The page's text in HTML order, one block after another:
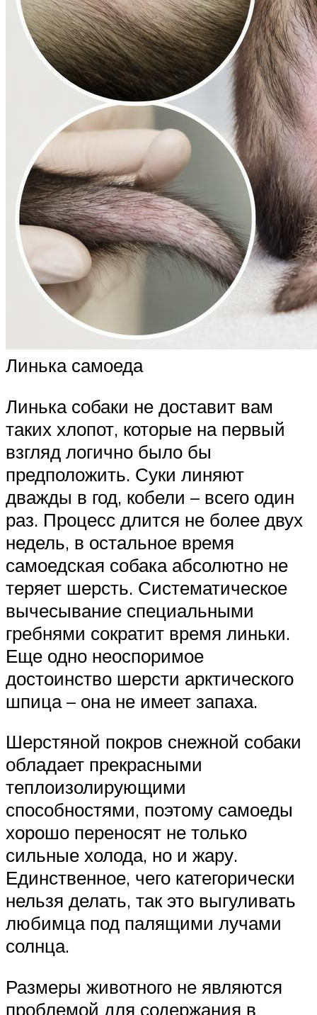
Линька самоеда
Линька собаки не доставит вам
таких хлопот, которые на первый
взгляд логично было бы
предположить. Суки линяют
дважды в год, кобели – всего один
раз. Процесс длится не более двух
недель, в остальное время
самоедская собака абсолютно не
теряет шерсть. Систематическое
вычесывание специальными
гребнями сократит время линьки.
Еще одно неоспоримое
достоинство шерсти арктического
шпица – она не имеет запаха.
Шерстяной покров снежной собаки
обладает прекрасными
теплоизолирующими
способностями, поэтому самоеды
хорошо переносят не только
сильные холода, но и жару.
Единственное, чего категорически
нельзя делать, так это выгуливать
любимца под палящими лучами
солнца.
Размеры животного не являются
проблемой для содержания в